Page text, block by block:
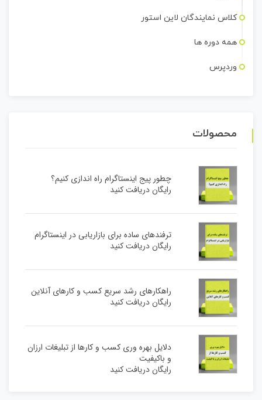
کلاس نمایندگان لاین استور
همه دوره ها
وردپرس
محصولات
چطور پیج اینستاگرام راه اندازی کنیم؟
رایگان دریافت کنید
ترفندهای ساده برای بازاریابی در اینستاگرام
رایگان دریافت کنید
راهکارهای رشد سریع کسب و کارهای آنلاین
رایگان دریافت کنید
دلایل بهره وری کسب و کارها از تبلیغات ارزان
و باکیفیت
رایگان دریافت کنید